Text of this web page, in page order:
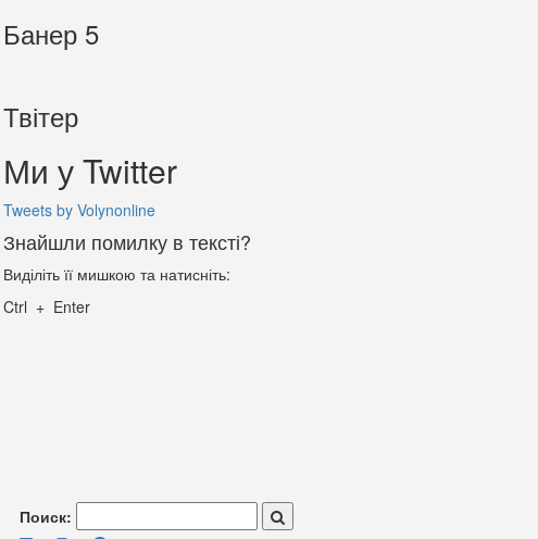
Банер 5
Твітер
Ми у Twitter
Tweets by Volynonline
Знайшли помилку в тексті?
Виділіть її мишкою та натисніть:
Ctrl + Enter
Поиск: